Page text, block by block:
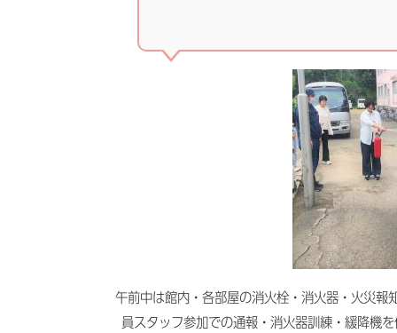
午前中は館内・各部屋の消火栓・消火器・火災報
員スタッフ参加での通報・消火器訓練・緩降機